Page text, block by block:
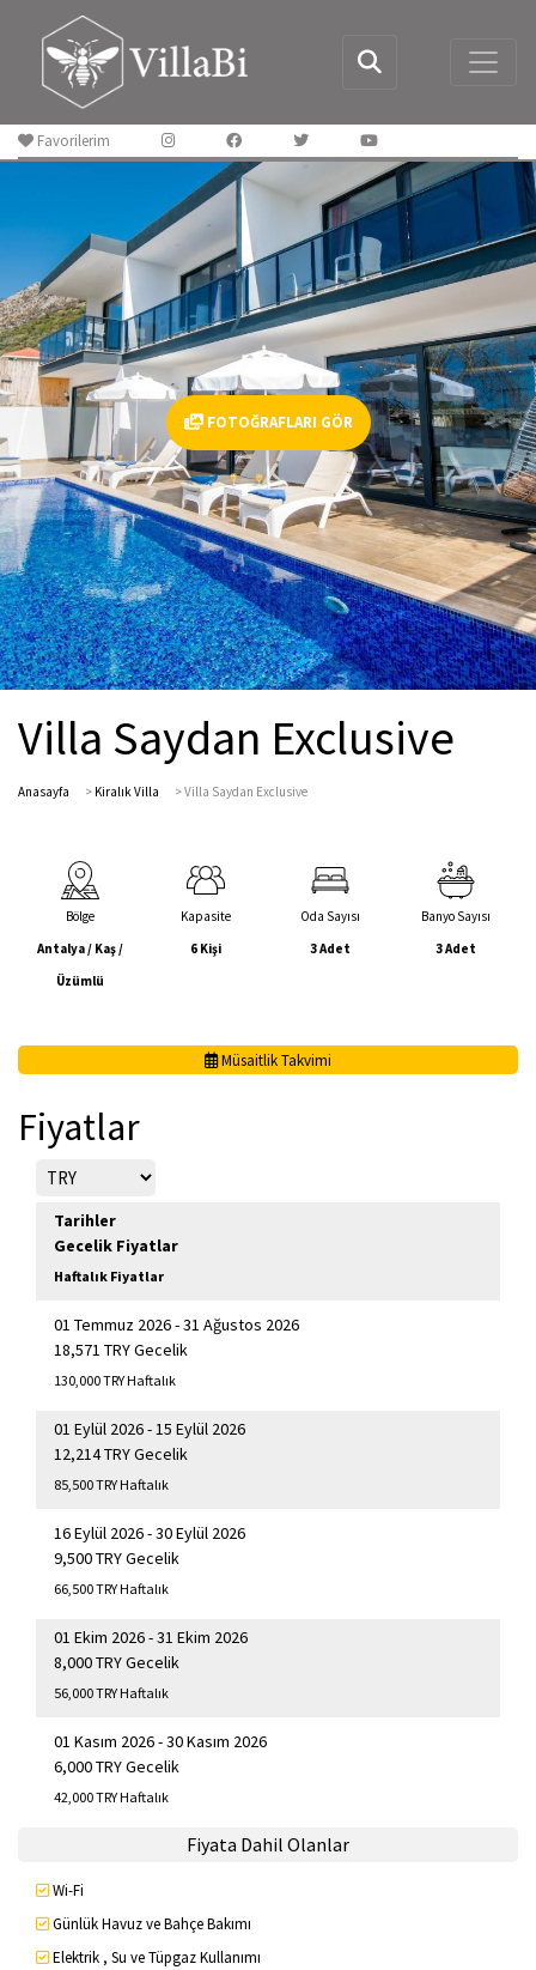
Favorilerim
FOTOĞRAFLARI GÖR
Villa Saydan Exclusive
Anasayfa > Kiralık Villa >Villa Saydan Exclusive
Bölge
Antalya / Kaş /
Üzümlü
Kapasite
6 Kişi
Oda Sayısı
3 Adet
Banyo Sayısı
3 Adet
Müsaitlik Takvimi
Fiyatlar
Tarihler
Gecelik Fiyatlar
Haftalık Fiyatlar
01 Temmuz 2026 - 31 Ağustos 2026
18,571 TRY Gecelik
130,000 TRY Haftalık
01 Eylül 2026 - 15 Eylül 2026
12,214 TRY Gecelik
85,500 TRY Haftalık
16 Eylül 2026 - 30 Eylül 2026
9,500 TRY Gecelik
66,500 TRY Haftalık
01 Ekim 2026 - 31 Ekim 2026
8,000 TRY Gecelik
56,000 TRY Haftalık
01 Kasım 2026 - 30 Kasım 2026
6,000 TRY Gecelik
42,000 TRY Haftalık
Fiyata Dahil Olanlar
Wi-Fi
Günlük Havuz ve Bahçe Bakımı
Elektrik , Su ve Tüpgaz Kullanımı